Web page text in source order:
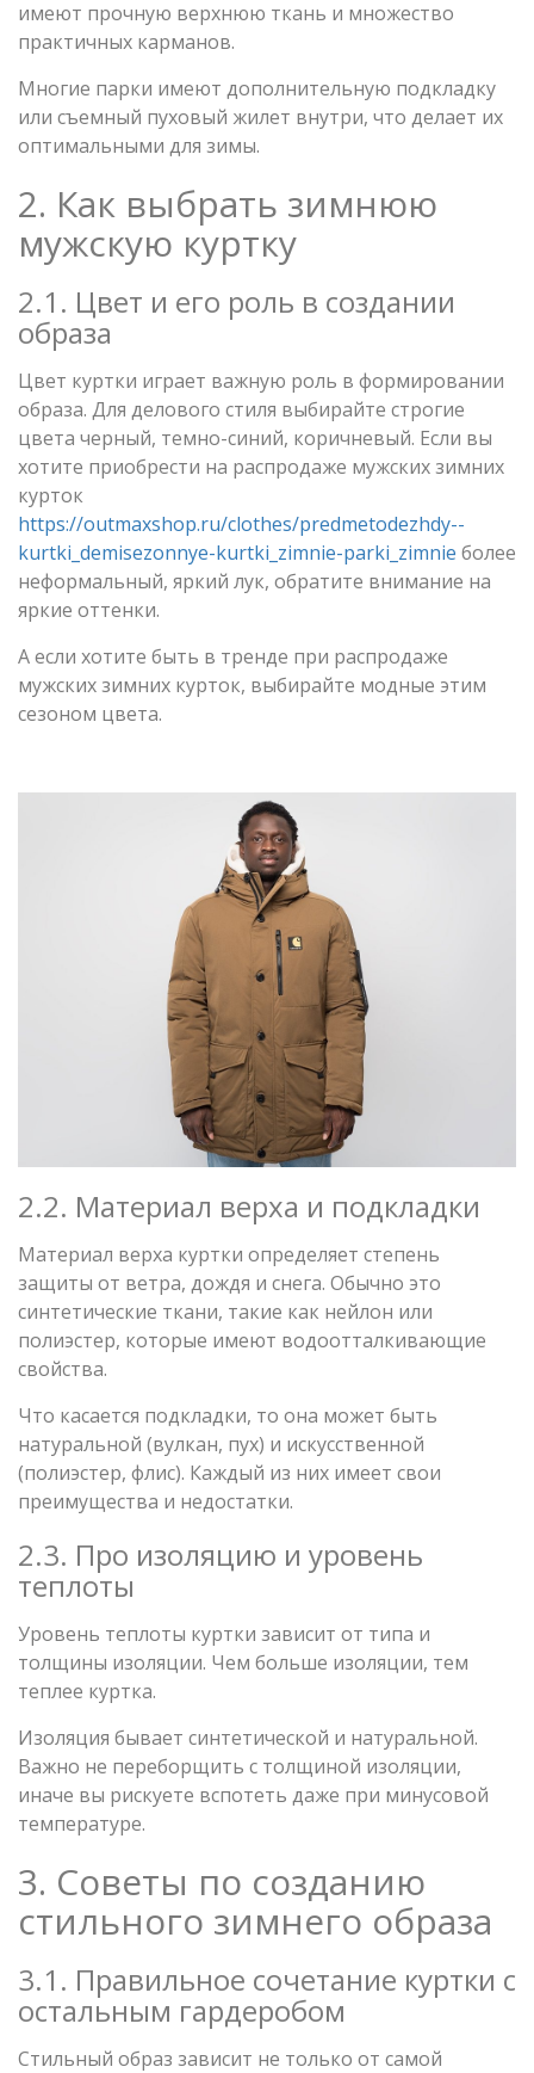
имеют прочную верхнюю ткань и множество
практичных карманов.
Многие парки имеют дополнительную подкладку
или съемный пуховый жилет внутри, что делает их
оптимальными для зимы.
2. Как выбрать зимнюю
мужскую куртку
2.1. Цвет и его роль в создании
образа
Цвет куртки играет важную роль в формировании
образа. Для делового стиля выбирайте строгие
цвета черный, темно-синий, коричневый. Если вы
хотите приобрести на распродаже мужских зимних
курток
https://outmaxshop.ru/clothes/predmetodezhdy--
kurtki_demisezonnye-kurtki_zimnie-parki_zimnie более
неформальный, яркий лук, обратите внимание на
яркие оттенки.
А если хотите быть в тренде при распродаже
мужских зимних курток, выбирайте модные этим
сезоном цвета.
2.2. Материал верха и подкладки
Материал верха куртки определяет степень
защиты от ветра, дождя и снега. Обычно это
синтетические ткани, такие как нейлон или
полиэстер, которые имеют водоотталкивающие
свойства.
Что касается подкладки, то она может быть
натуральной (вулкан, пух) и искусственной
(полиэстер, флис). Каждый из них имеет свои
преимущества и недостатки.
2.3. Про изоляцию и уровень
теплоты
Уровень теплоты куртки зависит от типа и
толщины изоляции. Чем больше изоляции, тем
теплее куртка.
Изоляция бывает синтетической и натуральной.
Важно не переборщить с толщиной изоляции,
иначе вы рискуете вспотеть даже при минусовой
температуре.
3. Советы по созданию
стильного зимнего образа
3.1. Правильное сочетание куртки с
остальным гардеробом
Стильный образ зависит не только от самой